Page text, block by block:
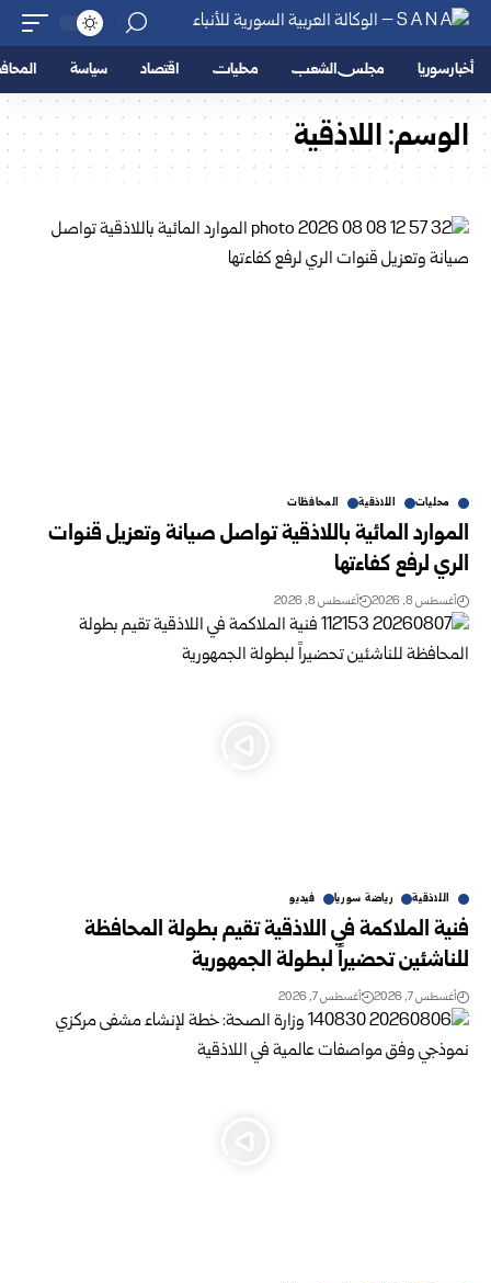
أخبار سوريا مجلس الشعب محليات اقتصاد سياسة
الوسم:اللاذقية
محليات اللاذقية المحافظات
الموارد المائية باللاذقية تواصل صيانة وتعزيل قنوات
الري لرفع ‏كفاءتها
أغسطس 8, 2026 أغسطس 8, 2026
اللاذقية رياضة سوريا فيديو
فنية الملاكمة في اللاذقية تقيم بطولة المحافظة
للناشئين تحضيراً لبطولة الجمهورية
أغسطس 7, 2026 أغسطس 7, 2026